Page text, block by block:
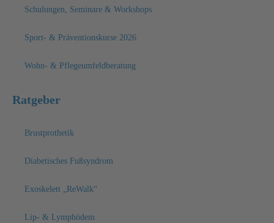
Schulungen, Seminare & Workshops
Sport- & Präventionskurse 2026
Wohn- & Pflegeumfeldberatung
Ratgeber
Brustprothetik
Diabetisches Fußsyndrom
Exoskelett „ReWalk“
Lip- & Lymphödem